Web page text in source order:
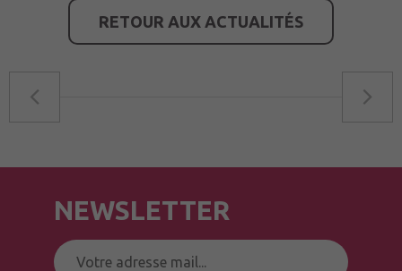
RETOUR AUX ACTUALITÉS
NEWSLETTER